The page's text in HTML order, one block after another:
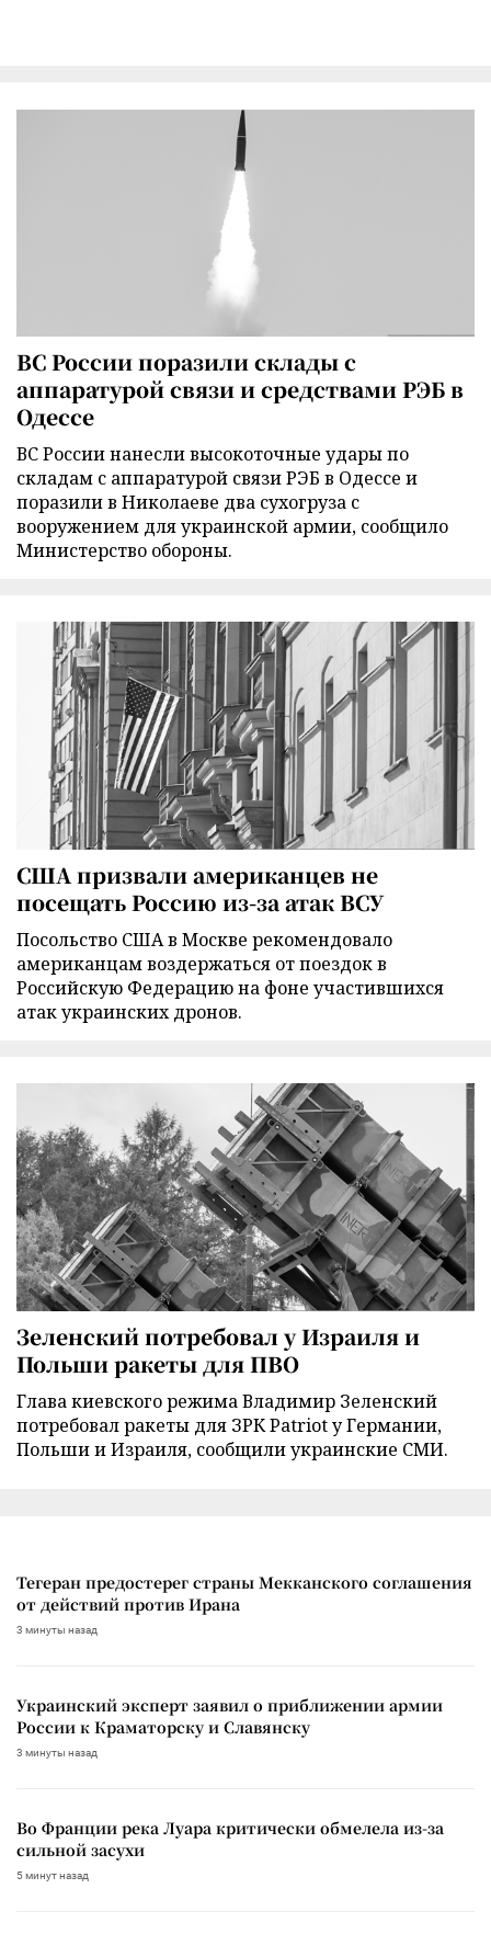
ВС России поразили склады с
аппаратурой связи и средствами РЭБ в
Одессе
ВС России нанесли высокоточные удары по
складам с аппаратурой связи РЭБ в Одессе и
поразили в Николаеве два сухогруза с
вооружением для украинской армии, сообщило
Министерство обороны.
США призвали американцев не
посещать Россию из-за атак ВСУ
Посольство США в Москве рекомендовало
американцам воздержаться от поездок в
Российскую Федерацию на фоне участившихся
атак украинских дронов.
Зеленский потребовал у Израиля и
Польши ракеты для ПВО
Глава киевского режима Владимир Зеленский
потребовал ракеты для ЗРК Patriot у Германии,
Польши и Израиля, сообщили украинские СМИ.
Тегеран предостерег страны Мекканского соглашения
от действий против Ирана
3 минуты назад
Украинский эксперт заявил о приближении армии
России к Краматорску и Славянску
3 минуты назад
Во Франции река Луара критически обмелела из-за
сильной засухи
5 минут назад